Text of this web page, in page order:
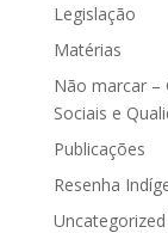
Legislação
Matérias
Não marcar –
Sociais e
Publicações
Resenha
Uncategorized